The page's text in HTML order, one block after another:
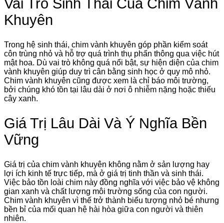
Vai Trò Sinh Thái Của Chim Vành
Khuyên
Trong hệ sinh thái, chim vành khuyên góp phần kiểm soát
côn trùng nhỏ và hỗ trợ quá trình thụ phấn thông qua việc hút
mật hoa. Dù vai trò không quá nổi bật, sự hiện diện của chim
vành khuyên giúp duy trì cân bằng sinh học ở quy mô nhỏ.
Chim vành khuyên cũng được xem là chỉ báo môi trường,
bởi chúng khó tồn tại lâu dài ở nơi ô nhiễm nặng hoặc thiếu
cây xanh.
Giá Trị Lâu Dài Và Ý Nghĩa Bền
Vững
Giá trị của chim vành khuyên không nằm ở sản lượng hay
lợi ích kinh tế trực tiếp, mà ở giá trị tinh thần và sinh thái.
Việc bảo tồn loài chim này đồng nghĩa với việc bảo vệ không
gian xanh và chất lượng môi trường sống của con người.
Chim vành khuyên vì thế trở thành biểu tượng nhỏ bé nhưng
bền bỉ của mối quan hệ hài hòa giữa con người và thiên
nhiên.